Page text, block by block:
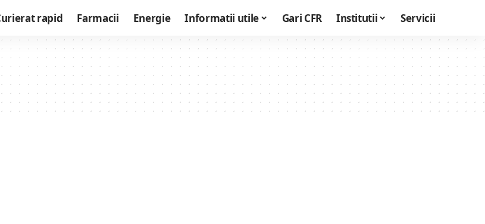
rapid Farmacii Energie Informatii utile Gari CFR Institutii Servicii